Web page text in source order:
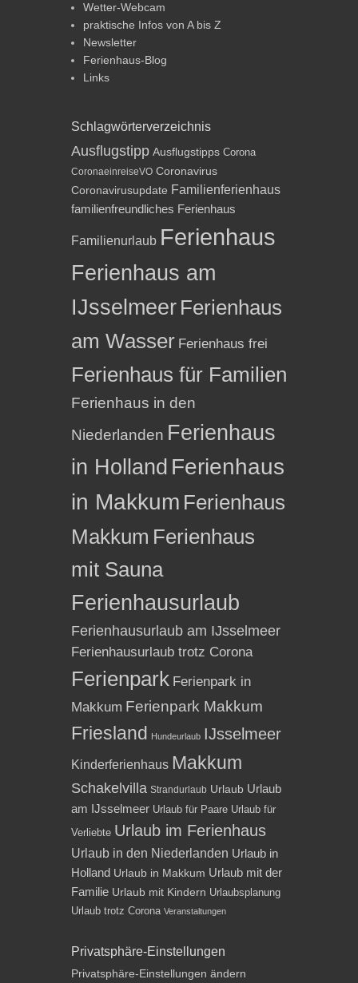
Wetter-Webcam
praktische Infos von A bis Z
Newsletter
Ferienhaus-Blog
Links
Schlagwörterverzeichnis
Ausflugstipp Ausflugstipps Corona
CoronaeinreiseVO Coronavirus
Coronavirusupdate Familienferienhaus
familienfreundliches Ferienhaus
Familienurlaub Ferienhaus
Ferienhaus am
IJsselmeer Ferienhaus
am Wasser Ferienhaus frei
Ferienhaus für Familien
Ferienhaus in den
Niederlanden Ferienhaus
in Holland Ferienhaus
in Makkum Ferienhaus
Makkum Ferienhaus
mit Sauna
Ferienhausurlaub
Ferienhausurlaub am IJsselmeer
Ferienhausurlaub trotz Corona
Ferienpark Ferienpark in
Makkum Ferienpark Makkum
Friesland Hundeurlaub IJsselmeer
Kinderferienhaus Makkum
Schakelvilla Strandurlaub Urlaub Urlaub
am IJsselmeer Urlaub für Paare Urlaub für
Verliebte Urlaub im Ferienhaus
Urlaub in den Niederlanden Urlaub in
Holland Urlaub in Makkum Urlaub mit der
Familie Urlaub mit Kindern Urlaubsplanung
Urlaub trotz Corona Veranstaltungen
Privatsphäre-Einstellungen
Privatsphäre-Einstellungen ändern